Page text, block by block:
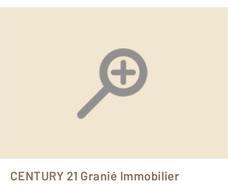
CENTURY 21 Granié Immobilier